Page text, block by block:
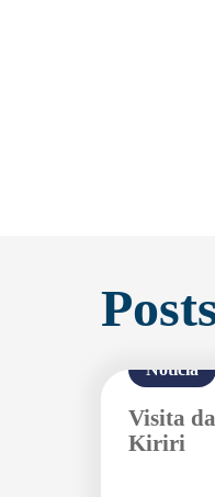
Notícia
Visita
Kiriri